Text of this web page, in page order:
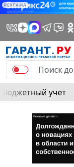
РЕКЛАМА
Бюджетный учет